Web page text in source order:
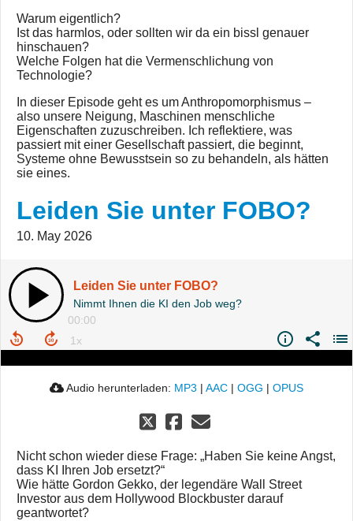
Warum eigentlich?
Ist das harmlos, oder sollten wir da ein bissl genauer
hinschauen?
Welche Folgen hat die Vermenschlichung von
Technologie?
In dieser Episode geht es um Anthropomorphismus –
also unsere Neigung, Maschinen menschliche
Eigenschaften zuzuschreiben. Ich reflektiere, was
passiert mit einer Gesellschaft passiert, die beginnt,
Systeme ohne Bewusstsein so zu behandeln, als hätten
sie eines.
Leiden Sie unter FOBO?
10. May 2026
Leiden Sie unter FOBO?
Nimmt Ihnen die KI den Job weg?
00:00
Audio herunterladen: MP3 | AAC | OGG | OPUS
Nicht schon wieder diese Frage: „Haben Sie keine Angst,
dass KI Ihren Job ersetzt?“
Wie hätte Gordon Gekko, der legendäre Wall Street
Investor aus dem Hollywood Blockbuster darauf
geantwortet?